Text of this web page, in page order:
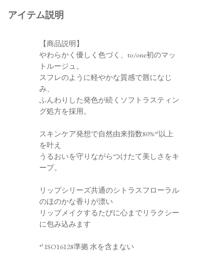
アイテム説明
【商品説明】
やわらかく優しく色づく、to/one初のマッ
トルージュ。
スフレのように軽やかな質感で唇になじ
み、
ふんわりした発色が続くソフトラスティン
グ処方を採用。
スキンケア発想で自然由来指数80%*¹以上
を叶え
うるおいを守りながらつけたて美しさをキ
ープ。
リップシリーズ共通のシトラスフローラル
のほのかな香りが漂い
リップメイクするたびに心までリラクシー
に包み込みます
*¹ ISO16128準拠 水を含まない